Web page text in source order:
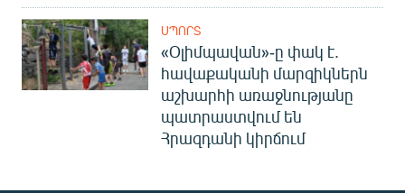
ՍՊՈՐՏ
«Օլիմպավան»-ը փակ է.
հավաքականի մարզիկներն
աշխարհի առաջնությանը
պատրաստվում են
Հրազդանի կիրճում